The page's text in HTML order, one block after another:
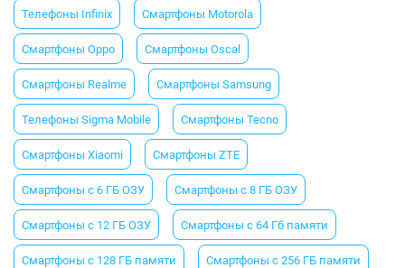
Телефоны Infinix Смартфоны Motorola
Смартфоны Oppo Смартфоны Oscal
Смартфоны Realme Смартфоны Samsung
Телефоны Sigma Mobile Смартфоны Tecno
Смартфоны Xiaomi Смартфоны ZTE
Смартфоны с 6 ГБ ОЗУ Смартфоны с 8 ГБ ОЗУ
Смартфоны с 12 ГБ ОЗУ Смартфоны с 64 Гб памяти
Смартфоны с 128 ГБ памяти Смартфоны с 256 ГБ памяти